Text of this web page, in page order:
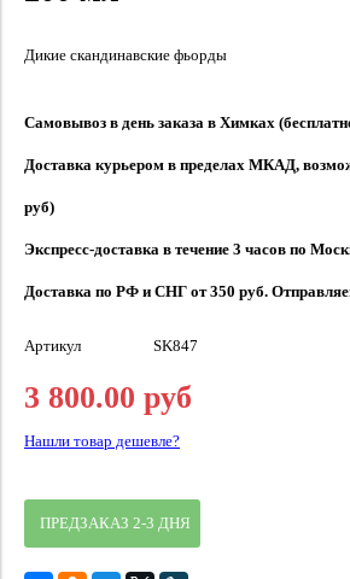
Дикие скандинавские фьорды
Самовывоз в день заказа в Химках
Доставка курьером в пределах МКАД,
руб)
Экспресс-доставка в течение 3 часов по
Доставка по РФ и СНГ от 350 руб.
Артикул SK847
3 800.00 руб
Нашли товар дешевле?
ПРЕДЗАКАЗ 2-3 ДНЯ